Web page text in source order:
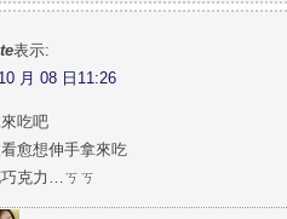
表示:
月 08 日11:26
吃吧
愈想伸手拿來吃
克力…ㄎㄎ